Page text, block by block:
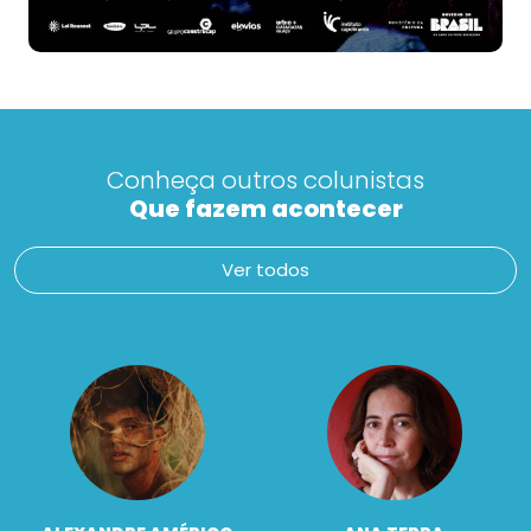
Conheça outros colunistas
Que fazem acontecer
Ver todos